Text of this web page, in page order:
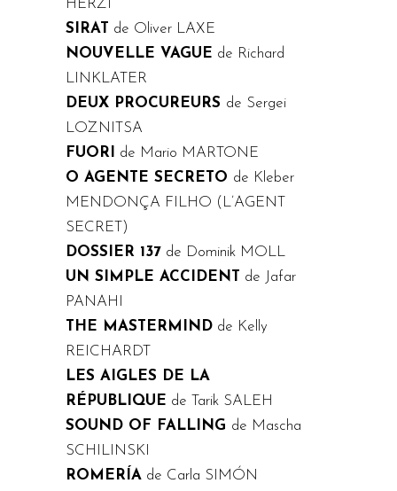
HERZI
SIRAT
de Oliver LAXE
NOUVELLE VAGUE de Richard
LINKLATER
DEUX PROCUREURS de Sergei
LOZNITSA
FUORI
de Mario MARTONE
O AGENTE SECRETO de Kleber
MENDONÇA FILHO (L’AGENT
SECRET)
DOSSIER 137 de Dominik MOLL
UN SIMPLE ACCIDENT
de Jafar
PANAHI
THE MASTERMIND de Kelly
REICHARDT
LES AIGLES DE LA
RÉPUBLIQUE de Tarik SALEH
SOUND OF FALLING de Mascha
SCHILINSKI
ROMERÍA de Carla SIMÓN